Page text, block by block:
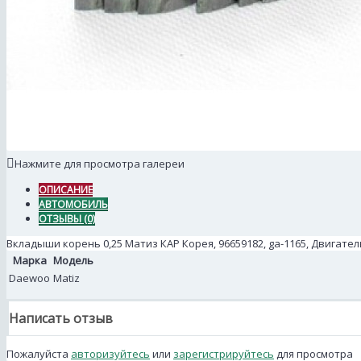
Нажмите для просмотра галереи
ОПИСАНИЕ
АВТОМОБИЛЬ
ОТЗЫВЫ (0)
Вкладыши корень 0,25 Матиз КАР Корея, 96659182, ga-1165,
Марка Модель
Daewoo Matiz
Написать отзыв
Пожалуйста авторизуйтесь или зарегистрируйтесь для просмотра